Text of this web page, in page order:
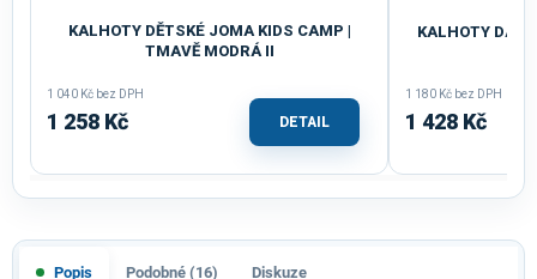
KALHOTY DĚTSKÉ JOMA KIDS CAMP |
TMAVĚ MODRÁ II
1 040 Kč bez DPH
1 258 Kč DETAIL
KALHOTY
1 180 Kč bez DPH
1 428 Kč
Popis Podobné (16) Diskuze